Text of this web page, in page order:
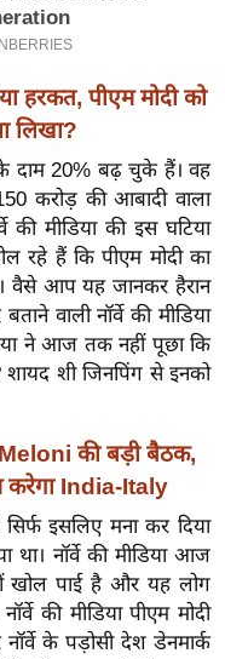
हरकत, पीएम मोदी को
लिखा?
दाम 20% बढ़ चुके हैं। वह
करोड़ की आबादी वाला
मीडिया की इस घटिया
रहे हैं कि पीएम मोदी का
वैसे आप यह जानकर हैरान
वाली नॉर्वे की मीडिया
ने आज तक नहीं पूछा कि
शायद शी जिनपिंग से इनको
की बड़ी बैठक,
करेगा India-Italy
इसलिए मना कर दिया
था। नॉर्वे की मीडिया आज
खोल पाई है और यह लोग
की मीडिया पीएम मोदी
के पड़ोसी देश डेनमार्क